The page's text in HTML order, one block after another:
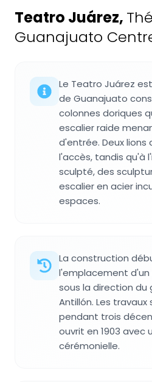
Teatro Juárez,
Guanajuato
Le Teatro Juárez
de Guanajuato
colonnes doriques
escalier raide
d'entrée. Deux
l'accès, tandis qu'à
sculpté, des
escalier en acier
espaces.
La construction
l'emplacement
sous la direction du
Antillón. Les travaux
pendant trois
ouvrit en 1903 avec
cérémonielle.